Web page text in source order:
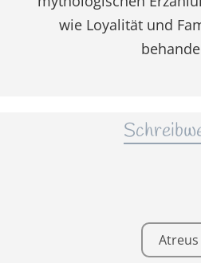
wie Loyalität und
Atreus